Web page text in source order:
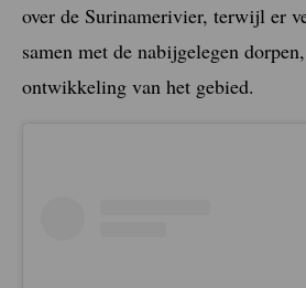
over de Surinamerivier, terwijl er
samen met de nabijgelegen
ontwikkeling van het gebied.